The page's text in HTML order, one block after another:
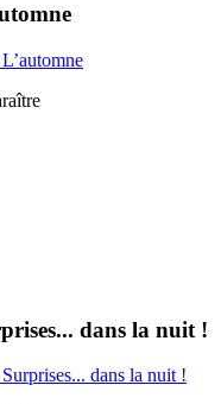
dans la nuit !
dans la nuit !